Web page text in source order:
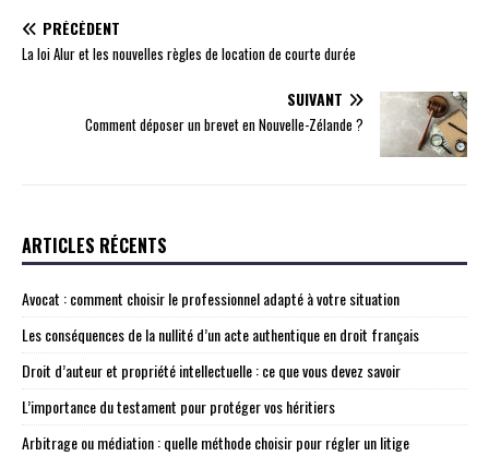
PRÉCÉDENT
La loi Alur et les nouvelles règles de location de courte durée
SUIVANT
Comment déposer un brevet en Nouvelle-Zélande ?
ARTICLES RÉCENTS
Avocat : comment choisir le professionnel adapté à votre situation
Les conséquences de la nullité d’un acte authentique en droit français
Droit d’auteur et propriété intellectuelle : ce que vous devez savoir
L’importance du testament pour protéger vos héritiers
Arbitrage ou médiation : quelle méthode choisir pour régler un litige